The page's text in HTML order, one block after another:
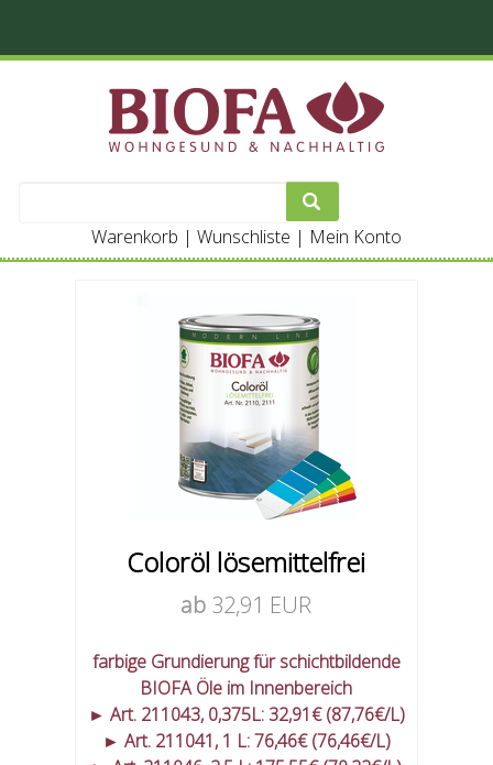
Warenkorb | Wunschliste | Mein Konto
Coloröl lösemittelfrei
ab 32,91 EUR
farbige Grundierung für schichtbildende
BIOFA Öle im Innenbereich
► Art. 211043, 0,375L: 32,91€ (87,76€/L)
► Art. 211041, 1 L: 76,46€ (76,46€/L)